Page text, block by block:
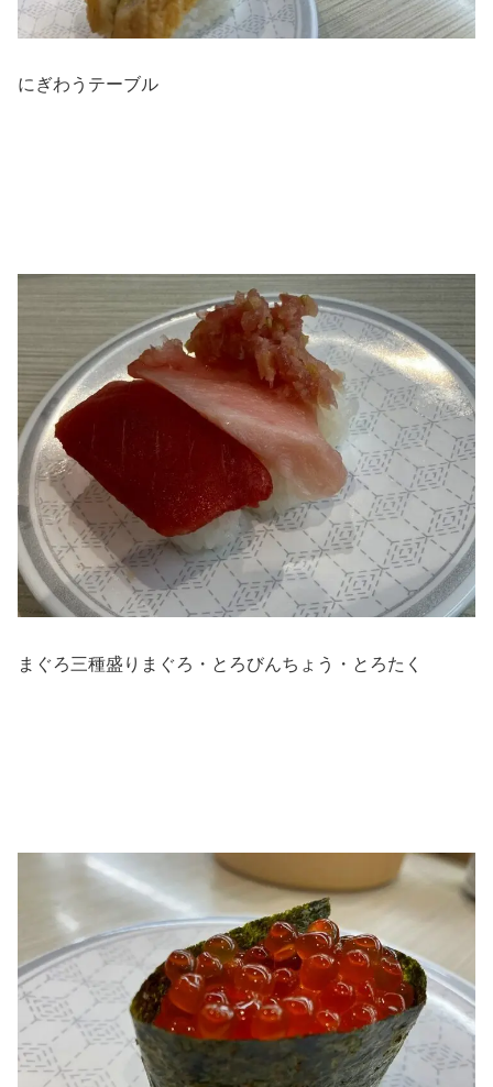
にぎわうテーブル
まぐろ三種盛りまぐろ・とろびんちょう・とろたく